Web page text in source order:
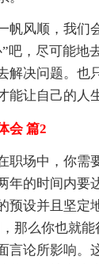
风顺，我们
吧，尽可能地
解决问题。也
能让自己的人
篇2
场中，你需
年的时间内要
预设并且坚定
那么你也就能
言论所影响。